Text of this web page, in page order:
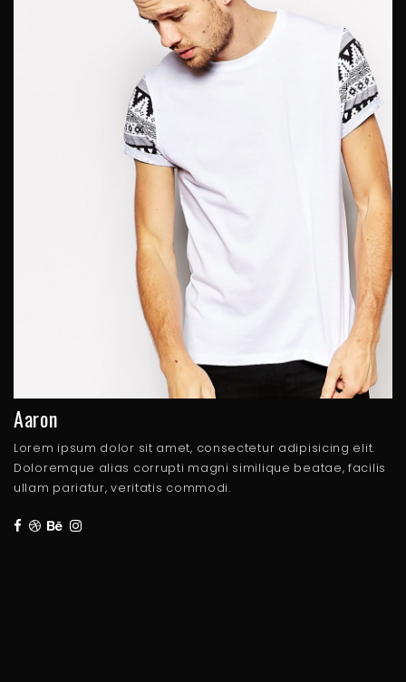
Aaron
Lorem ipsum dolor sit amet, consectetur adipisicing elit.
Doloremque alias corrupti magni similique beatae, facilis
ullam pariatur, veritatis commodi.